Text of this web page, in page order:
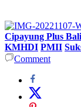
Cipayung Plus Bali
KMHDI PMII
Comment